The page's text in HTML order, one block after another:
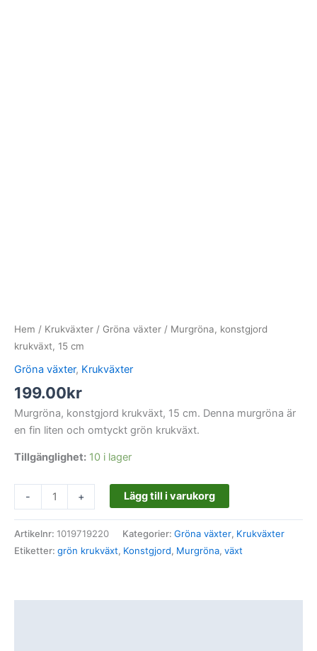
Hem / Krukväxter / Gröna växter / Murgröna, konstgjord
krukväxt, 15 cm
Gröna växter, Krukväxter
199.00kr
Murgröna, konstgjord krukväxt, 15 cm. Denna murgröna är
en fin liten och omtyckt grön krukväxt.
Tillgänglighet: 10 i lager
- + Lägg till i varukorg
Artikelnr: 1019719220 Kategorier: Gröna växter, Krukväxter
Etiketter: grön krukväxt, Konstgjord, Murgröna, växt